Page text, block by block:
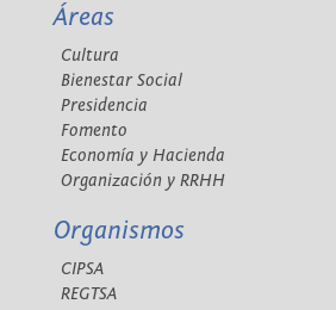
Áreas
Cultura
Bienestar Social
Presidencia
Fomento
Economía y Hacienda
Organización y RRHH
Organismos
CIPSA
REGTSA